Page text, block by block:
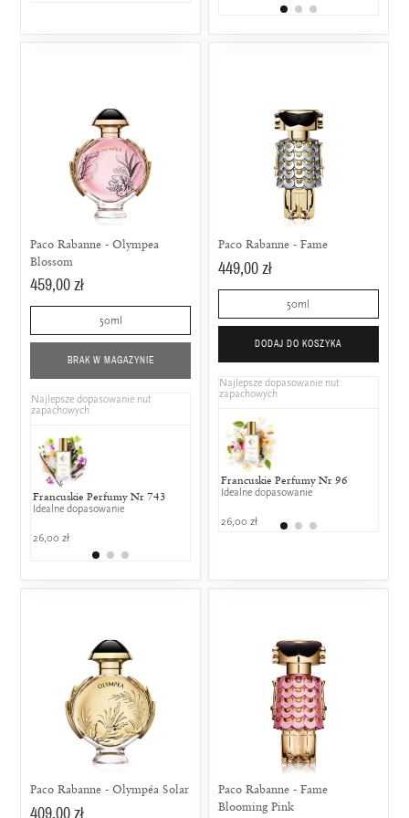
Paco Rabanne - Olympea
Blossom
459,00 zł
50ml
BRAK W MAGAZYNIE
Najlepsze dopasowanie nut
zapachowych
Francuskie Perfumy Nr 743
Idealne dopasowanie
26,00 zł
Jean Paul Gaultier - Classique
zapachowych
Paco Rabanne - Fame
449,00 zł
50ml
DODAJ DO KOSZYKA
Najlepsze dopasowanie nut
zapachowych
Francuskie Perfumy Nr 96
Idealne dopasowanie
26,00 zł
Paco Rabanne - Olympéa Solar
409,00 zł
Paco Rabanne - Fame
Blooming Pink